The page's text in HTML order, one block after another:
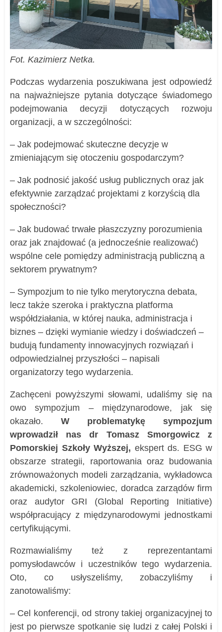
Fot. Kazimierz Netka.
Podczas wydarzenia poszukiwana jest odpowiedź
na najważniejsze pytania dotyczące świadomego
podejmowania decyzji dotyczących rozwoju
organizacji, a w szczególności:
– Jak podejmować skuteczne decyzje w
zmieniającym się otoczeniu gospodarczym?
– Jak podnosić jakość usług publicznych oraz jak
efektywnie zarządzać projektami z korzyścią dla
społeczności?
– Jak budować trwałe płaszczyzny porozumienia
oraz jak znajdować (a jednocześnie realizować)
wspólne cele pomiędzy administracją publiczną a
sektorem prywatnym?
– Sympozjum to nie tylko merytoryczna debata,
lecz także szeroka i praktyczna platforma
współdziałania, w której nauka, administracja i
biznes – dzięki wymianie wiedzy i doświadczeń –
budują fundamenty innowacyjnych rozwiązań i
odpowiedzialnej przyszłości – napisali
organizatorzy tego wydarzenia.
Zachęceni powyższymi słowami, udaliśmy się na
owo sympozjum – międzynarodowe, jak się
okazało. W problematykę sympozjum
wprowadził nas dr Tomasz Smorgowicz z
Pomorskiej Szkoły Wyższej, ekspert ds. ESG w
obszarze strategii, raportowania oraz budowania
zrównoważonych modeli zarządzania, wykładowca
akademicki, szkoleniowiec, doradca zarządów firm
oraz audytor GRI (Global Reporting Initiative)
współpracujący z międzynarodowymi jednostkami
certyfikującymi.
Rozmawialiśmy też z reprezentantami
pomysłodawców i uczestników tego wydarzenia.
Oto, co usłyszeliśmy, zobaczyliśmy i
zanotowaliśmy:
– Cel konferencji, od strony takiej organizacyjnej to
jest po pierwsze spotkanie się ludzi z całej Polski i